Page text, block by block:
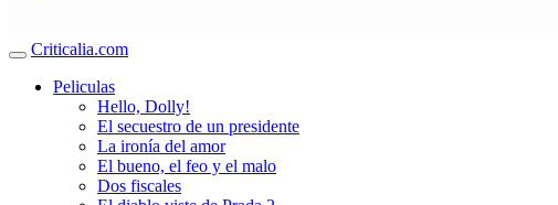
Criticalia.com
Peliculas
Hello, Dolly!
El secuestro de un presidente
La ironía del amor
El bueno, el feo y el malo
Dos fiscales